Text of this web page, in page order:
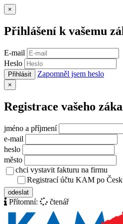
×
Přihlášení k vašemu
E-mail
Heslo
Přihlásit Zapomněl jsem heslo
×
Registrace vašeho
jméno a příjmení
e-mail
heslo
město
chci vystavit fakturu na firmu
Registrací účtu KAM po
odeslat
Přítomní: čtenář